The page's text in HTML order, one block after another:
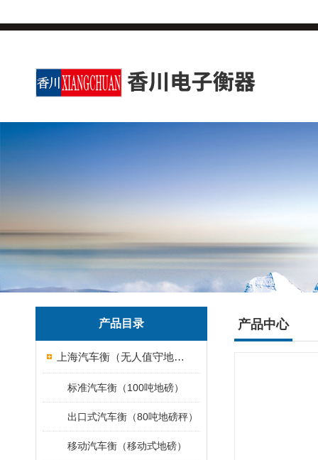
产品目录
上海汽车衡（无人值守地磅）
标准汽车衡（100吨地磅）
出口式汽车衡（80吨地磅秤）
移动汽车衡（移动式地磅）
产品中心